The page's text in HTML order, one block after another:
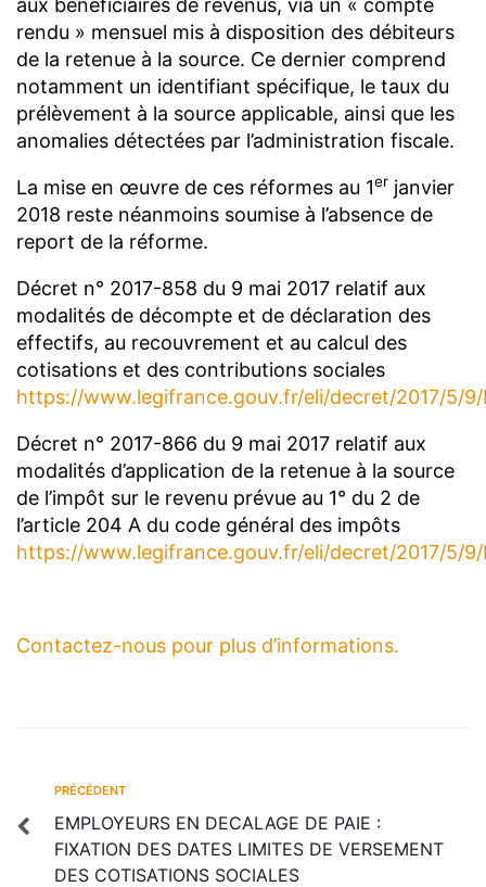
rendu » mensuel mis à disposition des débiteurs
de la retenue à la source. Ce dernier comprend
notamment un identifiant spécifique, le taux du
prélèvement à la source applicable, ainsi que les
anomalies détectées par l’administration fiscale.
La mise en œuvre de ces réformes au 1er janvier
2018 reste néanmoins soumise à l’absence de
report de la réforme.
Décret n° 2017-858 du 9 mai 2017 relatif aux
modalités de décompte et de déclaration des
effectifs, au recouvrement et au calcul des
cotisations et des contributions sociales
https://www.legifrance.gouv.fr/eli/decret/2017/5/9/
Décret n° 2017-866 du 9 mai 2017 relatif aux
modalités d’application de la retenue à la source
de l’impôt sur le revenu prévue au 1° du 2 de
l’article 204 A du code général des impôts
https://www.legifrance.gouv.fr/eli/decret/2017/5/9/
Contactez-nous pour plus d’informations.
PRÉCÉDENT
EMPLOYEURS EN DECALAGE DE PAIE :
FIXATION DES DATES LIMITES DE VERSEMENT
DES COTISATIONS SOCIALES